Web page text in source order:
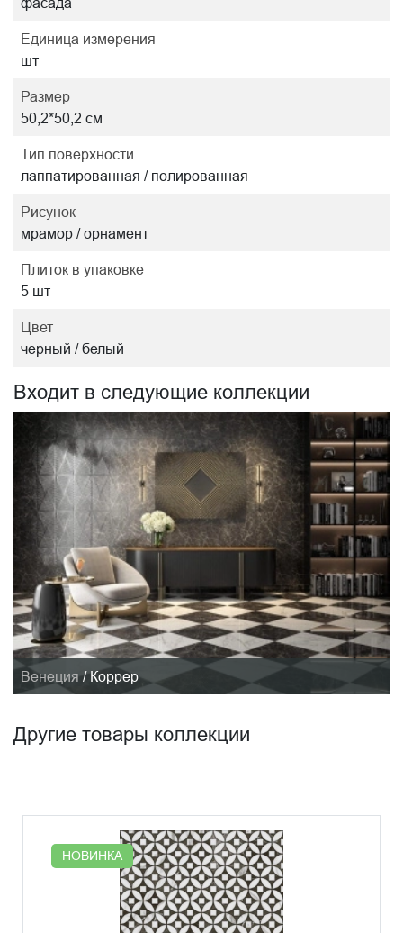
Единица измерения
шт
Размер
50,2*50,2 см
Тип поверхности
лаппатированная / полированная
Рисунок
мрамор / орнамент
Плиток в упаковке
5 шт
Цвет
черный / белый
Входит в следующие коллекции
Венеция / Коррер
Другие товары коллекции
НОВИНКА